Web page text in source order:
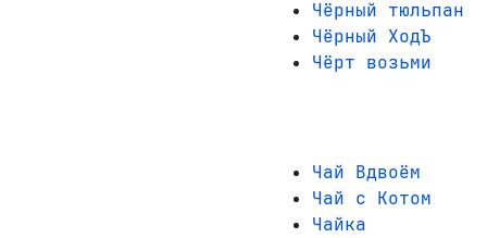
Чёрный тюльпан
Чёрный ХодЪ
Чёрт возьми
Чай Вдвоём
Чай с Котом
Чайка